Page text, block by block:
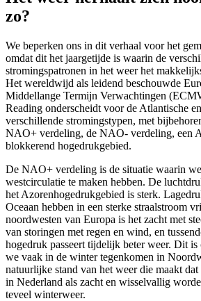
zo?
We beperken ons in dit verhaal voor het
omdat dit het jaargetijde is waarin de
stromingspatronen in het weer het
Het wereldwijd als leidend beschouwde
Middellange Termijn Verwachtingen
Reading onderscheidt voor de Atlantische
verschillende stromingstypen, met
NAO+ verdeling, de NAO- verdeling, een
blokkerend hogedrukgebied.
De NAO+ verdeling is de situatie waarin
westcirculatie te maken hebben. De
het Azorenhogedrukgebied is sterk.
Oceaan hebben in een sterke straalstroom
noordwesten van Europa is het zacht met
van storingen met regen en wind, en
hogedruk passeert tijdelijk beter weer. Dit
we vaak in de winter tegenkomen in
natuurlijke stand van het weer die maakt
in Nederland als zacht en wisselvallig
teveel winterweer.